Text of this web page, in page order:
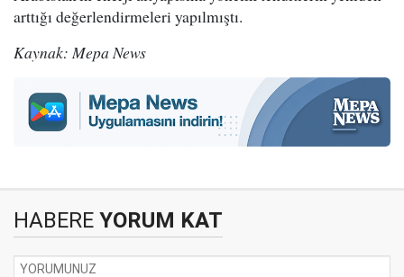
arttığı değerlendirmeleri yapılmıştı.
Kaynak: Mepa News
HABERE YORUM KAT